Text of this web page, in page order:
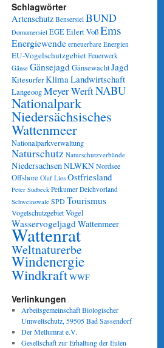
Schlagwörter
Artenschutz Bensersiel BUND
Dornumersiel EGEEilert VoßEms
Energiewende erneuerbare Energien
EU-Vogelschutzgebiet Feuerwerk
Gänse GänsejagdGänsewachtJagd
KitesurferKlimaLandwirtschaft
LangeoogMeyer WerftNABU
Nationalpark
Niedersächsisches
Wattenmeer
Nationalparkverwaltung
Naturschutz Naturschutzverbände
NiedersachsenNLWKNNordsee
Offshore Olaf Lies Ostfriesland
Peter Südbeck Petkumer Deichvorland
Schweinswale SPDTourismus
VogelschutzgebietVögel
WasservogeljagdWattenmeer
Wattenrat
Weltnaturerbe
Windenergie
WindkraftWWF
Verlinkungen
Arbeitsgemeinschaft Biologischer
Umweltschutz, 59505 Bad Sassendorf
Der Mellumrat e.V.
Gesellschaft zur Erhaltung der Eulen